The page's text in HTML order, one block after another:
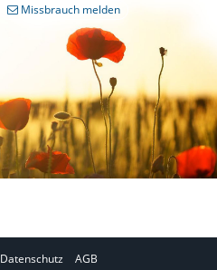
Missbrauch melden
Datenschutz
AGB